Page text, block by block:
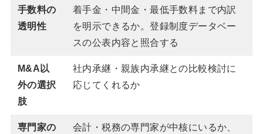
手数料の
透明性
着手金・中間金・最低手数料まで内訳
を明示できるか。登録制度データベー
スの公表内容と照合する
M&A以
外の選択
肢
社内承継・親族内承継との比較検討に
応じてくれるか
専門家の
会計・税務の専門家が中核にいるか、